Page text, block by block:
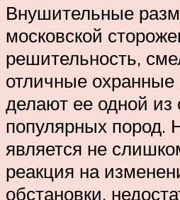
Внушительные
московской
решительность,
отличные охранные
делают ее одной
популярных пород.
является не
реакция на
обстановки,